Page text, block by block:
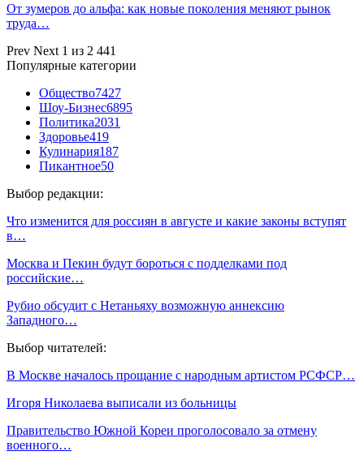
От зумеров до альфа: как новые поколения меняют рынок
труда…
Prev Next 1 из 2 441
Популярные категории
Общество7427
Шоу-Бизнес6895
Политика2031
Здоровье419
Кулинария187
Пикантное50
Выбор редакции:
Что изменится для россиян в августе и какие законы вступят
в…
Москва и Пекин будут бороться с подделками под
российские…
Рубио обсудит с Нетаньяху возможную аннексию
Западного…
Выбор читателей:
В Москве началось прощание с народным артистом РСФСР…
Игоря Николаева выписали из больницы
Правительство Южной Кореи проголосовало за отмену
военного…